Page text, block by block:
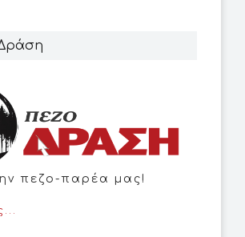
πεζο-παρέα μας!